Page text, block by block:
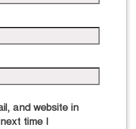
and website in
time I